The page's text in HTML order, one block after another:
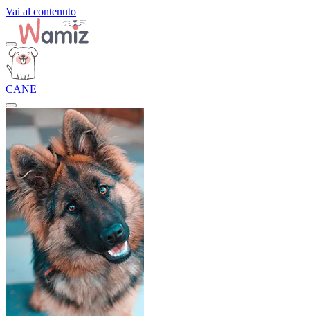
Vai al contenuto
CANE